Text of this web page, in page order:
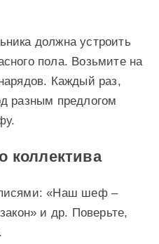
должна устроить
пола. Возьмите на
Каждый раз,
разным предлогом
коллектива
«Наш шеф –
и др. Поверьте,